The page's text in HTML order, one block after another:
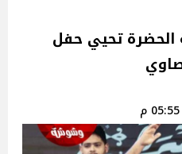
الحضرة تحيي حفل